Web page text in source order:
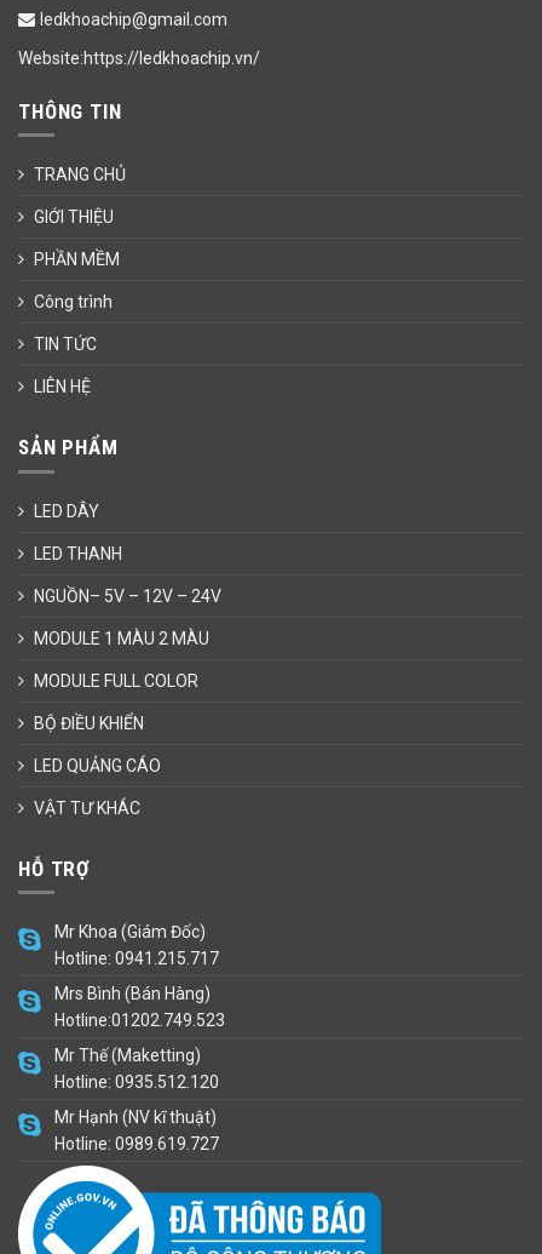
ledkhoachip@gmail.com
Website:https://ledkhoachip.vn/
THÔNG TIN
TRANG CHỦ
GIỚI THIỆU
PHẦN MỀM
Công trình
TIN TỨC
LIÊN HỆ
SẢN PHẨM
LED DÂY
LED THANH
NGUỒN– 5V – 12V – 24V
MODULE 1 MÀU 2 MÀU
MODULE FULL COLOR
BỘ ĐIỀU KHIỂN
LED QUẢNG CÁO
VẬT TƯ KHÁC
HỖ TRỢ
Mr Khoa (Giám Đốc)
Hotline: 0941.215.717
Mrs Bình (Bán Hàng)
Hotline:01202.749.523
Mr Thế (Maketting)
Hotline: 0935.512.120
Mr Hạnh (NV kĩ thuật)
Hotline: 0989.619.727